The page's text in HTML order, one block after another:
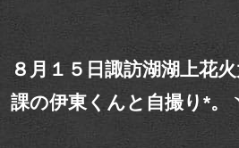
８月１５日諏訪湖湖上花
課の伊東くんと自撮り*。